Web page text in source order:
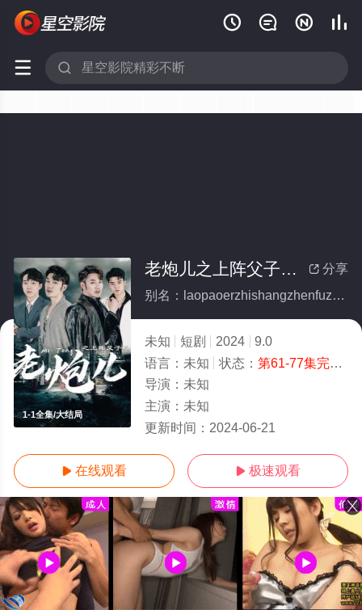
   
 
1-1全集/大结局
 分享
老炮儿之上阵父子兵(全集)
别名：laopaoerzhishangzhenfuzibing
未知 短剧 2024
9.0
语言： 未知 状态： 第61-77集完结
导演： 未知
主演： 未知
更新时间： 2024-06-21
 在线观看  极速观看